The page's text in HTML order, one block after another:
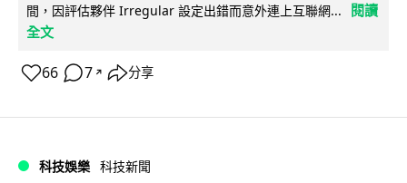
間，因評估夥伴 Irregular 設定出錯而意外連上互聯網...
閱讀
全文
66 7 ↗ 分享
科技娛樂 科技新聞